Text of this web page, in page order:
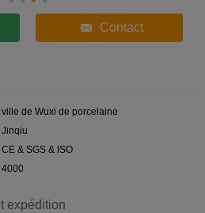
Contact
ville de Wuxi de porcelaine
Jinqiu
CE & SGS & ISO
4000
expédition